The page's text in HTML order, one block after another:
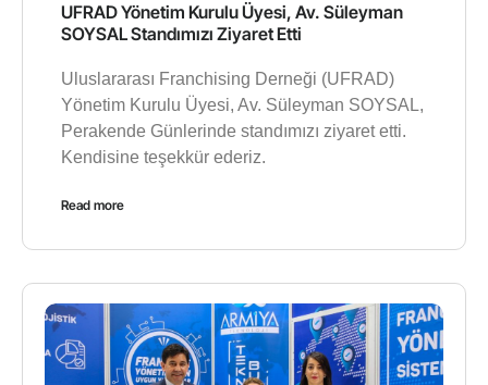
UFRAD Yönetim Kurulu Üyesi, Av. Süleyman
SOYSAL Standımızı Ziyaret Etti
Uluslararası Franchising Derneği (UFRAD)
Yönetim Kurulu Üyesi, Av. Süleyman SOYSAL,
Perakende Günlerinde standımızı ziyaret etti.
Kendisine teşekkür ederiz.
Read more